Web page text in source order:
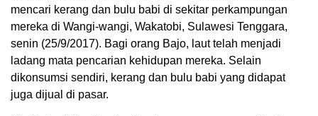
mencari kerang dan bulu babi di sekitar perkampungan
mereka di Wangi-wangi, Wakatobi, Sulawesi Tenggara,
senin (25/9/2017). Bagi orang Bajo, laut telah menjadi
ladang mata pencarian kehidupan mereka. Selain
dikonsumsi sendiri, kerang dan bulu babi yang didapat
juga dijual di pasar.